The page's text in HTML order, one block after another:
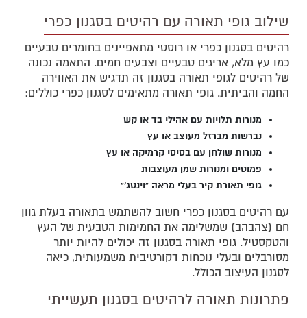
שילוב גופי תאורה עם רהיטים בסגנון כפרי
רהיטים בסגנון כפרי או רוסטי מתאפיינים בחומרים טבעיים
כמו עץ מלא, אריגים טבעיים וצבעים חמים. התאמה נכונה
של רהיטים לגופי תאורה בסגנון זה תדגיש את האווירה
החמה והביתית. גופי תאורה מתאימים לסגנון כפרי כוללים:
מנורות תלויות עם אהילי בד או קש
נברשות מברזל מעוצב או עץ
מנורות שולחן עם בסיסי קרמיקה או עץ
פמוטים ומנורות שמן מעוצבות
גופי תאורת קיר בעלי מראה "וינטג'"
עם רהיטים בסגנון כפרי חשוב להשתמש בתאורה בעלת גוון
חם (צהבהב) שמשלימה את החמימות הטבעית של העץ
והטקסטיל. גופי תאורה בסגנון זה יכולים להיות יותר
מסורבלים ובעלי נוכחות דקורטיבית משמעותית, כיאה
לסגנון העיצוב הכולל.
פתרונות תאורה לרהיטים בסגנון תעשייתי